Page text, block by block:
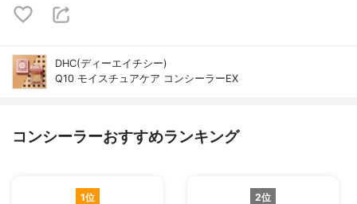
DHC(ディーエイチシー)
Q10 モイスチュアケア コンシーラーEX
コンシーラーおすすめランキング
1位 2位